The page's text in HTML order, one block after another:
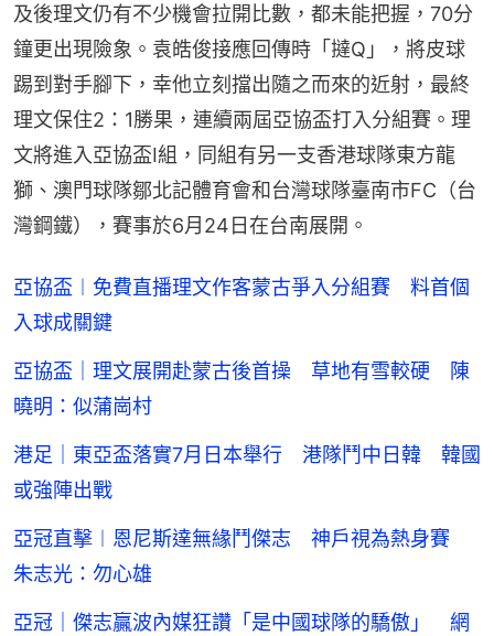
及後理文仍有不少機會拉開比數，都未能把握，70分
鐘更出現險象。袁皓俊接應回傳時「撻Q」，將皮球
踢到對手腳下，幸他立刻擋出隨之而來的近射，最終
理文保住2：1勝果，連續兩屆亞協盃打入分組賽。理
文將進入亞協盃I組，同組有另一支香港球隊東方龍
獅、澳門球隊鄒北記體育會和台灣球隊臺南市FC（台
灣鋼鐵），賽事於6月24日在台南展開。
亞協盃︱免費直播理文作客蒙古爭入分組賽 料首個
入球成關鍵
亞協盃｜理文展開赴蒙古後首操 草地有雪較硬 陳
曉明：似蒲崗村
港足｜東亞盃落實7月日本舉行 港隊鬥中日韓 韓國
或強陣出戰
亞冠直擊︱恩尼斯達無緣鬥傑志 神戶視為熱身賽
朱志光：勿心雄
亞冠｜傑志贏波內媒狂讚「是中國球隊的驕傲」 網